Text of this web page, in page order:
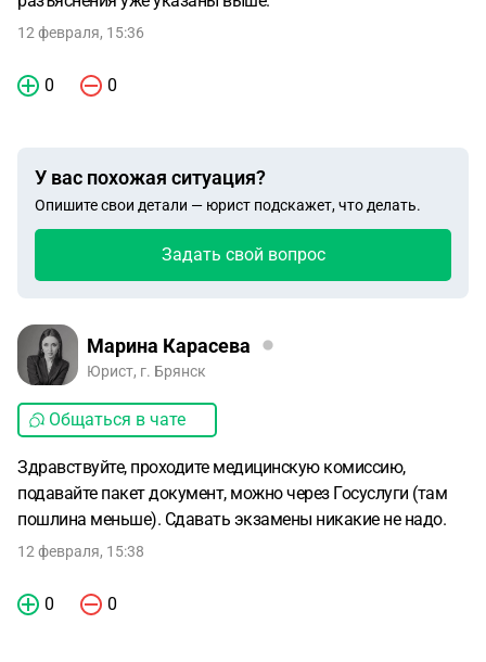
12 февраля, 15:36
0 0
У вас похожая ситуация?
Опишите свои детали — юрист подскажет, что делать.
Задать свой вопрос
Марина Карасева
Юрист, г. Брянск
Общаться в чате
Здравствуйте, проходите медицинскую комиссию,
подавайте пакет документ, можно через Госуслуги (там
пошлина меньше). Сдавать экзамены никакие не надо.
12 февраля, 15:38
0 0